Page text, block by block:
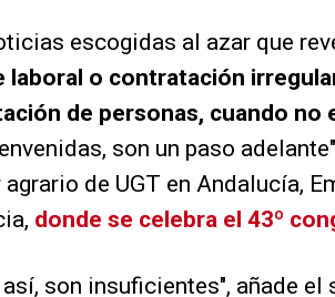
escogidas al azar que
laboral o contratación
de personas, cuando no
son un paso
de UGT en Andalucía,
donde se celebra el 43º
así, son insuficientes", añade